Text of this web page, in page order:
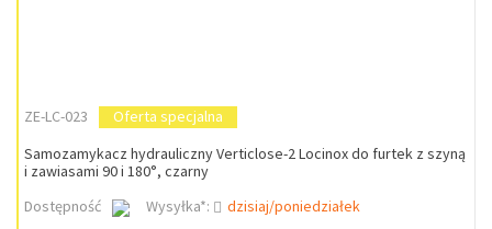
ZE-LC-023
Oferta specjalna
Samozamykacz hydrauliczny Verticlose-2 Locinox do furtek z szyną
i zawiasami 90 i 180°, czarny
Dostępność
Wysyłka*: dzisiaj/poniedziałek